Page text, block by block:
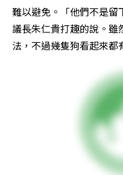
難以避免。「他們不是
議長朱仁貴打趣的說。
法，不過幾隻狗看起來都